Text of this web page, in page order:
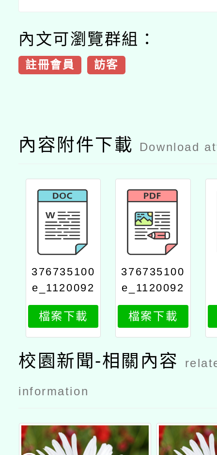
內文可瀏覽群組：
註冊會員 訪客
內容附件下載 Download
376735100
e_1120092
265_attach
2
檔案下載
376735100
e_1120092
265_attach
1
檔案下載
校園新聞-相關內容
information